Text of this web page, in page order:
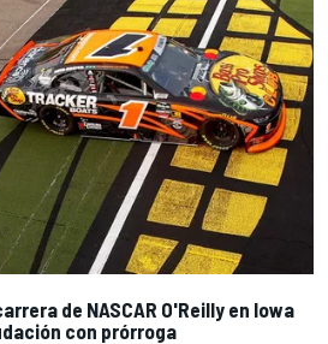
de NASCAR O'Reilly en Iowa
con prórroga